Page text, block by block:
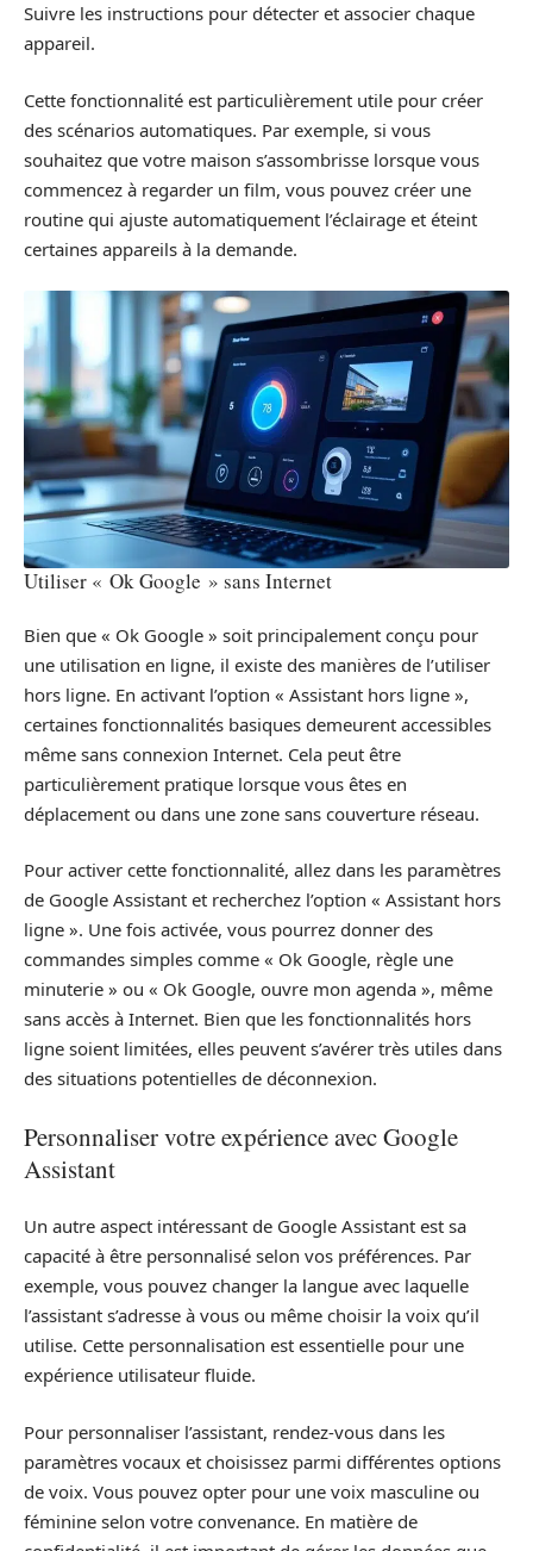
Suivre les instructions pour détecter et associer chaque
appareil.
Cette fonctionnalité est particulièrement utile pour créer
des scénarios automatiques. Par exemple, si vous
souhaitez que votre maison s’assombrisse lorsque vous
commencez à regarder un film, vous pouvez créer une
routine qui ajuste automatiquement l’éclairage et éteint
certaines appareils à la demande.
Utiliser « Ok Google » sans Internet
Bien que « Ok Google » soit principalement conçu pour
une utilisation en ligne, il existe des manières de l’utiliser
hors ligne. En activant l’option « Assistant hors ligne »,
certaines fonctionnalités basiques demeurent accessibles
même sans connexion Internet. Cela peut être
particulièrement pratique lorsque vous êtes en
déplacement ou dans une zone sans couverture réseau.
Pour activer cette fonctionnalité, allez dans les paramètres
de Google Assistant et recherchez l’option « Assistant hors
ligne ». Une fois activée, vous pourrez donner des
commandes simples comme « Ok Google, règle une
minuterie » ou « Ok Google, ouvre mon agenda », même
sans accès à Internet. Bien que les fonctionnalités hors
ligne soient limitées, elles peuvent s’avérer très utiles dans
des situations potentielles de déconnexion.
Personnaliser votre expérience avec Google
Assistant
Un autre aspect intéressant de Google Assistant est sa
capacité à être personnalisé selon vos préférences. Par
exemple, vous pouvez changer la langue avec laquelle
l’assistant s’adresse à vous ou même choisir la voix qu’il
utilise. Cette personnalisation est essentielle pour une
expérience utilisateur fluide.
Pour personnaliser l’assistant, rendez-vous dans les
paramètres vocaux et choisissez parmi différentes options
de voix. Vous pouvez opter pour une voix masculine ou
féminine selon votre convenance. En matière de